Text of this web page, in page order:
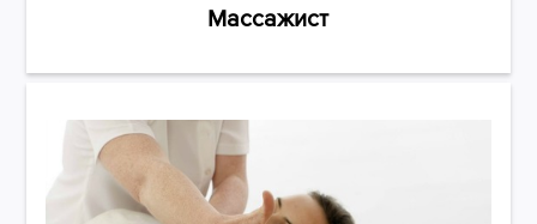
Массажист